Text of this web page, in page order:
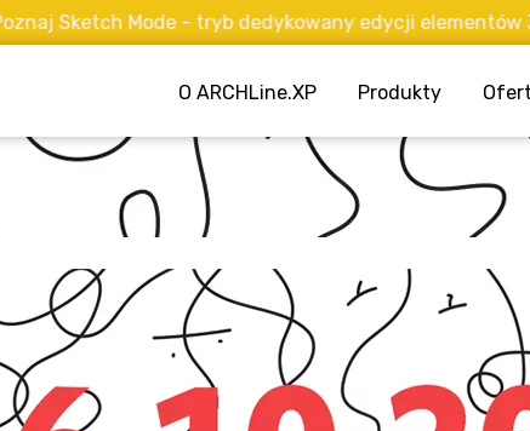
Sketch Mode - tryb dedykowany edycji elementów 3D.
O ARCHLine.XP Produkty